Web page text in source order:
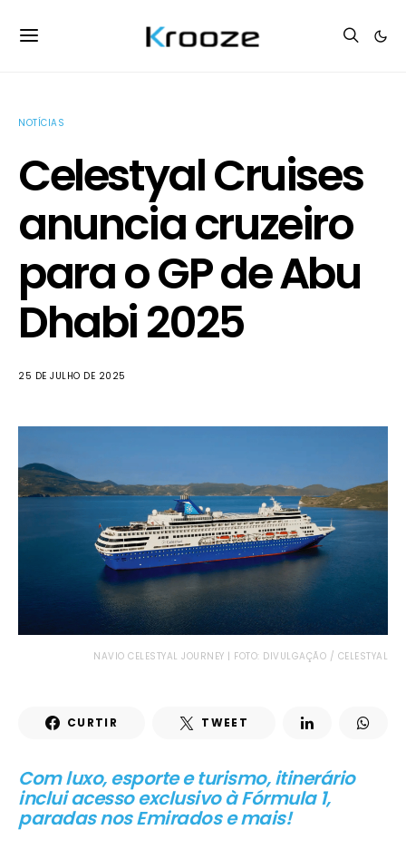
NOTÍCIAS
Celestyal Cruises
anuncia cruzeiro
para o GP de Abu
Dhabi 2025
25 DE JULHO DE 2025
NAVIO CELESTYAL JOURNEY | FOTO: DIVULGAÇÃO / CELESTYAL
CURTIR TWEET
Com luxo, esporte e turismo, itinerário
inclui acesso exclusivo à Fórmula 1,
paradas nos Emirados e mais!